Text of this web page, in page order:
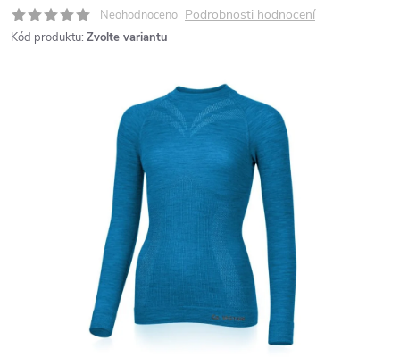
Neohodnoceno Podrobnosti hodnocení
Kód produktu: Zvolte variantu